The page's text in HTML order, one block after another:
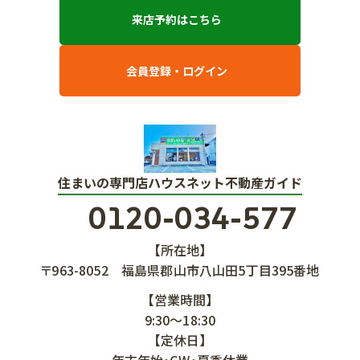
来店予約はこちら
会員登録・ログイン
住まいの専門店ハウスネット不動産ガイド
0120-034-577
【所在地】
〒963-8052
福島県郡山市八山田5丁目395番地
【営業時間】
9:30～18:30
【定休日】